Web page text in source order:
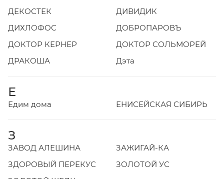
ДЕКОСТЕК
ДИВИДИК
ДИХЛОФОС
ДОБРОПАРОВЪ
ДОКТОР КЕРНЕР
ДОКТОР СОЛЬМОРЕЙ
ДРАКОША
Дэта
Е
Едим дома ЕНИСЕЙСКАЯ СИБИРЬ
З
ЗАВОД АЛЕШИНА
ЗАЖИГАЙ-КА
ЗДОРОВЫЙ ПЕРЕКУС
ЗОЛОТОЙ УС